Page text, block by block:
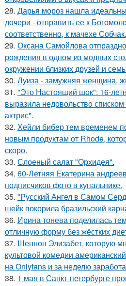
28. Дарья мороз нашла
дочери - отправить ее к
соответственно, к мачехе Собчак.
29. Оксана Самойлова
рождения в одном из модных
окружении близких друзей и
30. Луиза - замужняя женщина,
31. "Это Настоящий шок": 16-
выразила недовольство
актрис".
32. Хейли бибер тем временем
новым продуктам от Rhode,
скоро.
33. Слоеный салат "Орхидея".
34. 60-Летняя Екатерина
подписчиков фото в купальнике.
35. "Русский Ангел в Самом
шейк покорила бразильский
36. Ирина тонева поделилась
отличную форму без жёстких
37. Шеннон Элизабет, которую
культовой комедии
на Onlyfans и за неделю
38. 1 мая в Санкт-петербурге